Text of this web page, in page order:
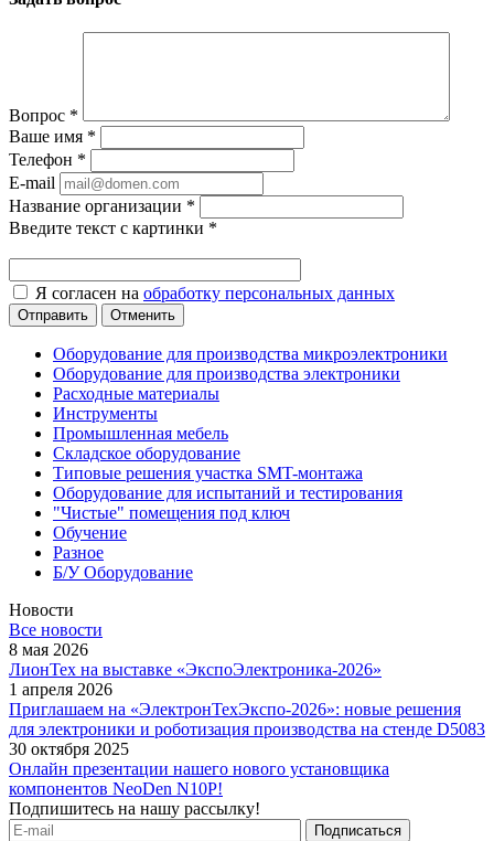
Вопрос *
Ваше имя *
Телефон *
E-mail
Название организации *
Введите текст с картинки *
Я согласен на обработку персональных данных
Отменить
Оборудование для производства микроэлектроники
Оборудование для производства электроники
Расходные материалы
Инструменты
Промышленная мебель
Складское оборудование
Типовые решения участка SMT-монтажа
Оборудование для испытаний и тестирования
"Чистые" помещения под ключ
Обучение
Разное
Б/У Оборудование
Новости
Все новости
8 мая 2026
ЛионТех на выставке «ЭкспоЭлектроника-2026»
1 апреля 2026
Приглашаем на «ЭлектронТехЭкспо-2026»: новые решения
для электроники и роботизация производства на стенде D5083
30 октября 2025
Онлайн презентации нашего нового установщика
компонентов NeoDen N10P!
Подпишитесь на нашу рассылку!